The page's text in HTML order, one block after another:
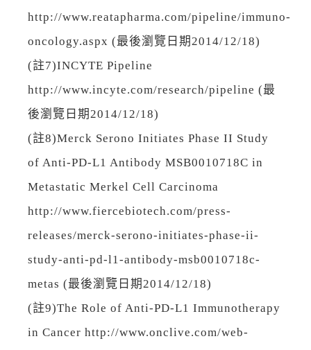
http://www.reatapharma.com/pipeline/immuno-
oncology.aspx (最後瀏覽日期2014/12/18)
(註7)INCYTE Pipeline
http://www.incyte.com/research/pipeline (最
後瀏覽日期2014/12/18)
(註8)Merck Serono Initiates Phase II Study
of Anti-PD-L1 Antibody MSB0010718C in
Metastatic Merkel Cell Carcinoma
http://www.fiercebiotech.com/press-
releases/merck-serono-initiates-phase-ii-
study-anti-pd-l1-antibody-msb0010718c-
metas (最後瀏覽日期2014/12/18)
(註9)The Role of Anti-PD-L1 Immunotherapy
in Cancer http://www.onclive.com/web-